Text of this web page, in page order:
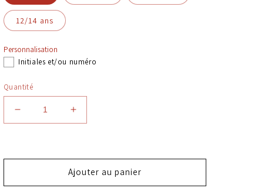
12/14 ans
Personnalisation
Initiales et/ou numéro
Quantité
Réduire
la
Junior
Augmenter
la
zippé
Junior
Ajouter au panier